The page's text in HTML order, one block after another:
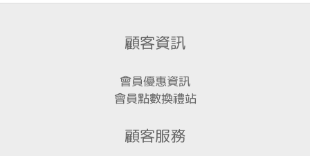
顧客資訊
會員優惠資訊
會員點數換禮站
顧客服務